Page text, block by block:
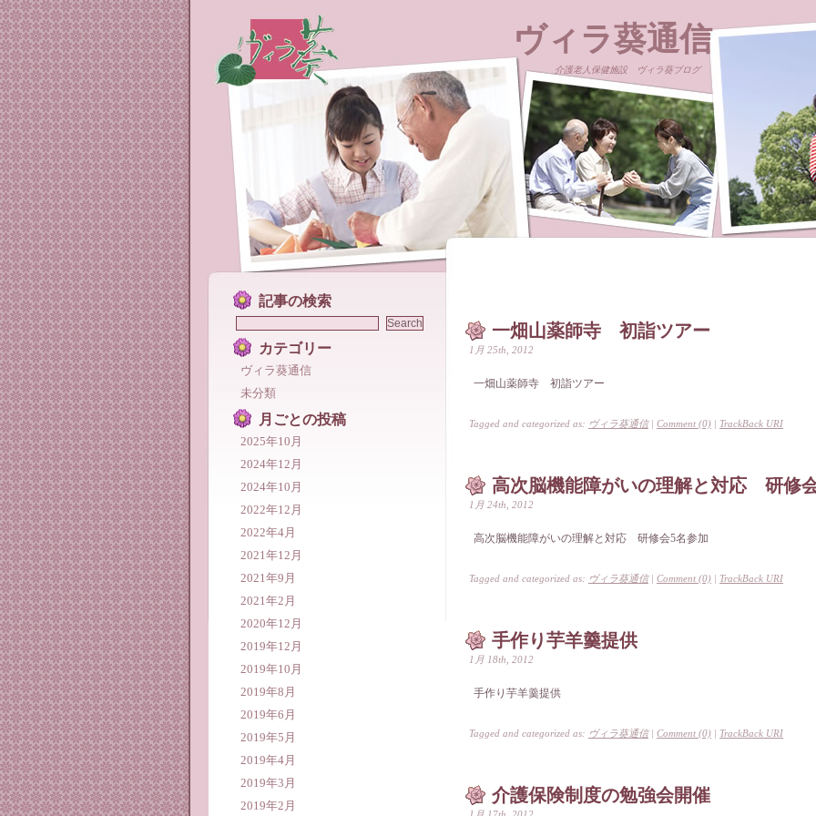
ヴィラ葵通信
介護老人保健施設 ヴィラ葵ブログ
一畑山薬師寺 初詣ツアー
1月 25th, 2012
一畑山薬師寺 初詣ツアー
Tagged and categorized as: ヴィラ葵通信| Comment (0) | TrackBack URI
高次脳機能障がいの理解と対応 研修
1月 24th, 2012
高次脳機能障がいの理解と対応 研修会5名参加
Tagged and categorized as: ヴィラ葵通信| Comment (0) TrackBack URI
手作り芋羊羹提供
1月 18th, 2012
手作り芋羊羹提供
Tagged and categorized as: ヴィラ葵通信| Comment (0) TrackBack URI
介護保険制度の勉強会開催
記事の検索
カテゴリー
ヴィラ葵通信
未分類
月ごとの投稿
2025年10月
2024年12月
2024年10月
2022年12月
2022年4月
2021年12月
2021年9月
2021年2月
2020年12月
2019年12月
2019年10月
2019年8月
2019年6月
2019年5月
2019年4月
2019年3月
2019年2月